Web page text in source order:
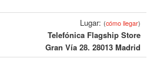
Lugar:(cómo llegar)
Telefónica Flagship Store
Gran Vía 28. 28013 Madrid